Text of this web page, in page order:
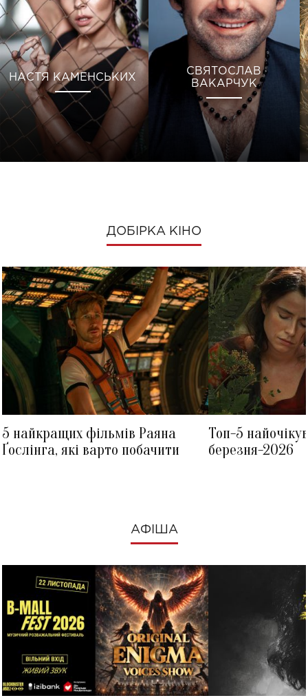
НАСТЯ КАМЕНСЬКИХ
СВЯТОСЛАВ
ВАКАРЧУК
ДОБІРКА КІНО
5 найкращих фільмів Раяна
Ґослінга, які варто побачити
Топ-5
березня-2026
АФІША